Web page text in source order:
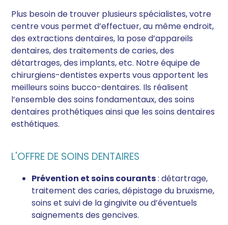
Plus besoin de trouver plusieurs spécialistes, votre
centre vous permet d’effectuer, au même endroit,
des extractions dentaires, la pose d’appareils
dentaires, des traitements de caries, des
détartrages, des implants, etc. Notre équipe de
chirurgiens-dentistes experts vous apportent les
meilleurs soins bucco-dentaires. Ils réalisent
l’ensemble des soins fondamentaux, des soins
dentaires prothétiques ainsi que les soins dentaires
esthétiques.
L'OFFRE DE SOINS DENTAIRES
Prévention et soins courants: détartrage,
traitement des caries, dépistage du bruxisme,
soins et suivi de la gingivite ou d’éventuels
saignements des gencives.